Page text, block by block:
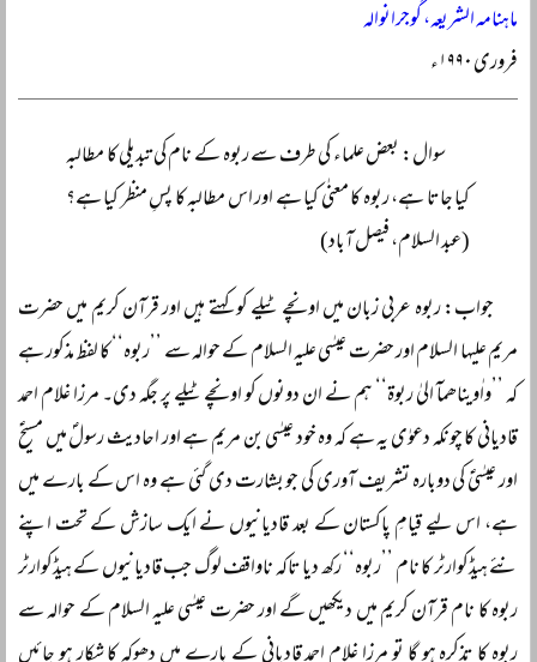
ماہنامہ الشریعہ، گوجرانوالہ
فروری ۱۹۹۰ء
سوال: بعض علماء کی طرف سے ربوہ کے نام کی تبدیلی کا مطالبہ
کیا جاتا ہے، ربوہ کا معنٰی کیا ہے اور اس مطالبہ کا پسِ منظر کیا ہے؟
(عبد السلام، فیصل آباد)
جواب: ربوہ عربی زبان میں اونچے ٹیلے کو کہتے ہیں اور قرآن کریم میں حضرت
مریم علیہا السلام اور حضرت عیسٰی علیہ السلام کے حوالہ سے ’’ربوہ‘‘ کا لفظ مذکور ہے
کہ ’’واٰویناھمآ الیٰ ربوۃ‘‘ ہم نے ان دونوں کو اونچے ٹیلے پر جگہ دی۔ مرزا غلام احمد
قادیانی کا چونکہ دعوٰی یہ ہے کہ وہ خود عیسٰی بن مریم ہے اور احادیث رسولؐ میں مسیحؑ
اور عیسٰیؑ کی دوبارہ تشریف آوری کی جو بشارت دی گئی ہے وہ اس کے بارے میں
ہے، اس لیے قیامِ پاکستان کے بعد قادیانیوں نے ایک سازش کے تحت اپنے
نئے ہیڈکوارٹر کا نام ’’ربوہ‘‘ رکھ دیا تاکہ ناواقف لوگ جب قادیانیوں کے ہیڈکوارٹر
ربوہ کا نام قرآن کریم میں دیکھیں گے اور حضرت عیسٰی علیہ السلام کے حوالہ سے